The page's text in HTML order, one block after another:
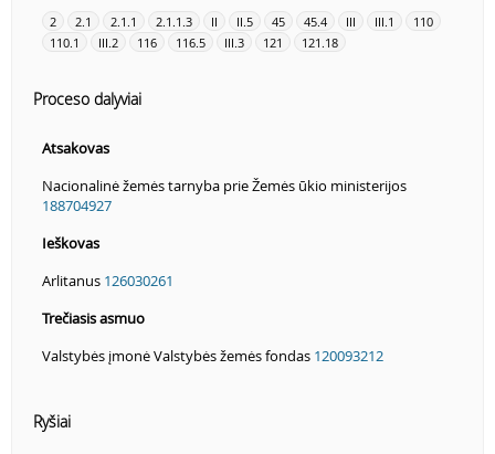
2 2.1 2.1.1 2.1.1.3 II II.5 45 45.4 III III.1
110
110.1
III.2 116 116.5 III.3 121 121.18
Proceso dalyviai
Atsakovas
Nacionalinė žemės tarnyba prie Žemės ūkio ministerijos
188704927
Ieškovas
Arlitanus 126030261
Trečiasis asmuo
Valstybės įmonė Valstybės žemės fondas 120093212
Ryšiai